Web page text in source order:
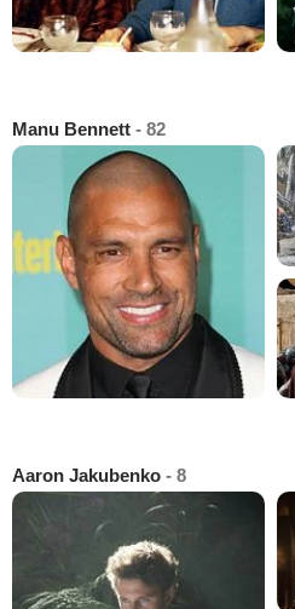
Manu Bennett - 82
Aaron Jakubenko - 8